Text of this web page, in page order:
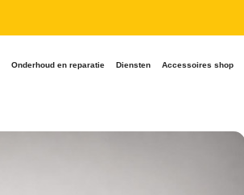
Onderhoud en reparatie Diensten Accessoires shop